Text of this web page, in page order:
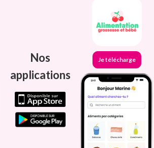
Nos
applications
Je télécharge